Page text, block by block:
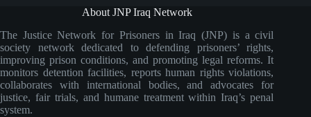
About JNP Iraq Network
The Justice Network for Prisoners in Iraq (JNP) is a civil
society network dedicated to defending prisoners’ rights,
improving prison conditions, and promoting legal reforms. It
monitors detention facilities, reports human rights violations,
collaborates with international bodies, and advocates for
justice, fair trials, and humane treatment within Iraq’s penal
system.